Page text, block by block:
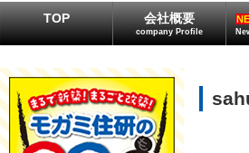
TOP 会社概要
company Profile